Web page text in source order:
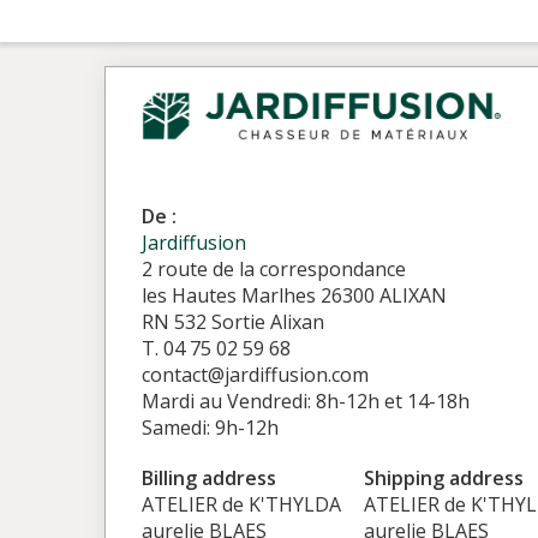
De :
Jardiffusion
2 route de la correspondance
les Hautes Marlhes 26300 ALIXAN
RN 532 Sortie Alixan
T. 04 75 02 59 68
contact@jardiffusion.com
Mardi au Vendredi: 8h-12h et 14-18h
Samedi: 9h-12h
Billing address
ATELIER de K'THYLDA
aurelie BLAES
Shipping address
ATELIER de
aurelie BLAES